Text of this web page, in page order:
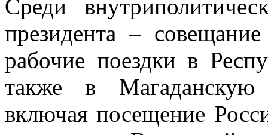
Среди
президента –
рабочие поездки в
также в
включая посещение